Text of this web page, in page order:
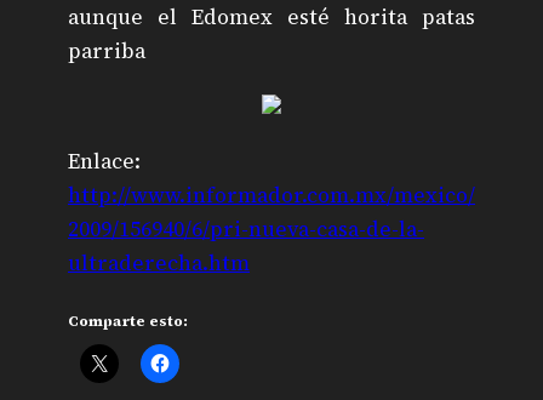
aunque el Edomex esté horita patas
parriba
Enlace:
http://www.informador.com.mx/mexico/
2009/156940/6/pri-nueva-casa-de-la-
ultraderecha.htm
Comparte esto: